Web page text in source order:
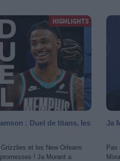
HIGHLIGHTS
: Duel de titans, les
et les New Orleans
! Ja Morant a
Ja
Pas